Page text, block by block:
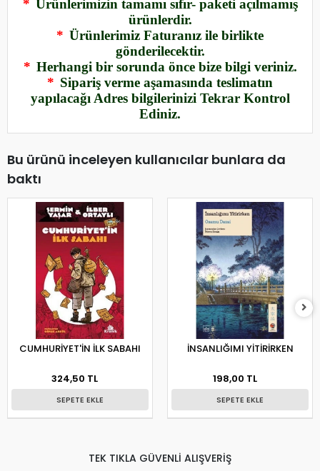
* Ürünlerimizin tamamı sıfır- paketi açılmamış
ürünlerdir.
* Ürünlerimiz Faturanız ile birlikte
gönderilecektir.
* Herhangi bir sorunda önce bize bilgi veriniz.
* Sipariş verme aşamasında teslimatın
yapılacağı Adres bilgilerinizi Tekrar Kontrol
Ediniz.
Bu ürünü inceleyen kullanıcılar bunlara da
baktı
CUMHURİYET'İN İLK SABAHI
324,50 TL
SEPETE EKLE
İNSANLIĞIMI YİTİRİRKEN
198,00 TL
SEPETE EKLE
TEK TIKLA GÜVENLİ ALIŞVERİŞ